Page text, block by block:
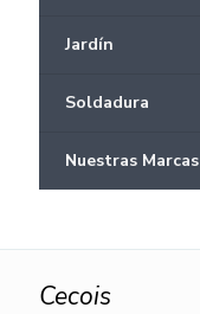
Jardín
Soldadura
Nuestras Marcas
Cecois